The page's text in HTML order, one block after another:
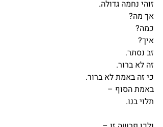
זוהי נחמה גדולה.
אך מה?
כמה?
איך?
זב נסתר.
זה לא ברור.
כי זה באמת לא ברור.
באמת הסוף –
תלוי בנו.